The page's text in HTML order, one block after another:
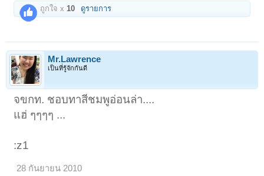
ถูกใจ x10 ดูรายการ
Mr.Lawrence
เป็นที่รู้จักกันดี
จขกท. ชอบทาสีชมพูอ่อนล่า....
แฮ่ ๆๆๆๆ ...
:z1
28 กันยายน 2010